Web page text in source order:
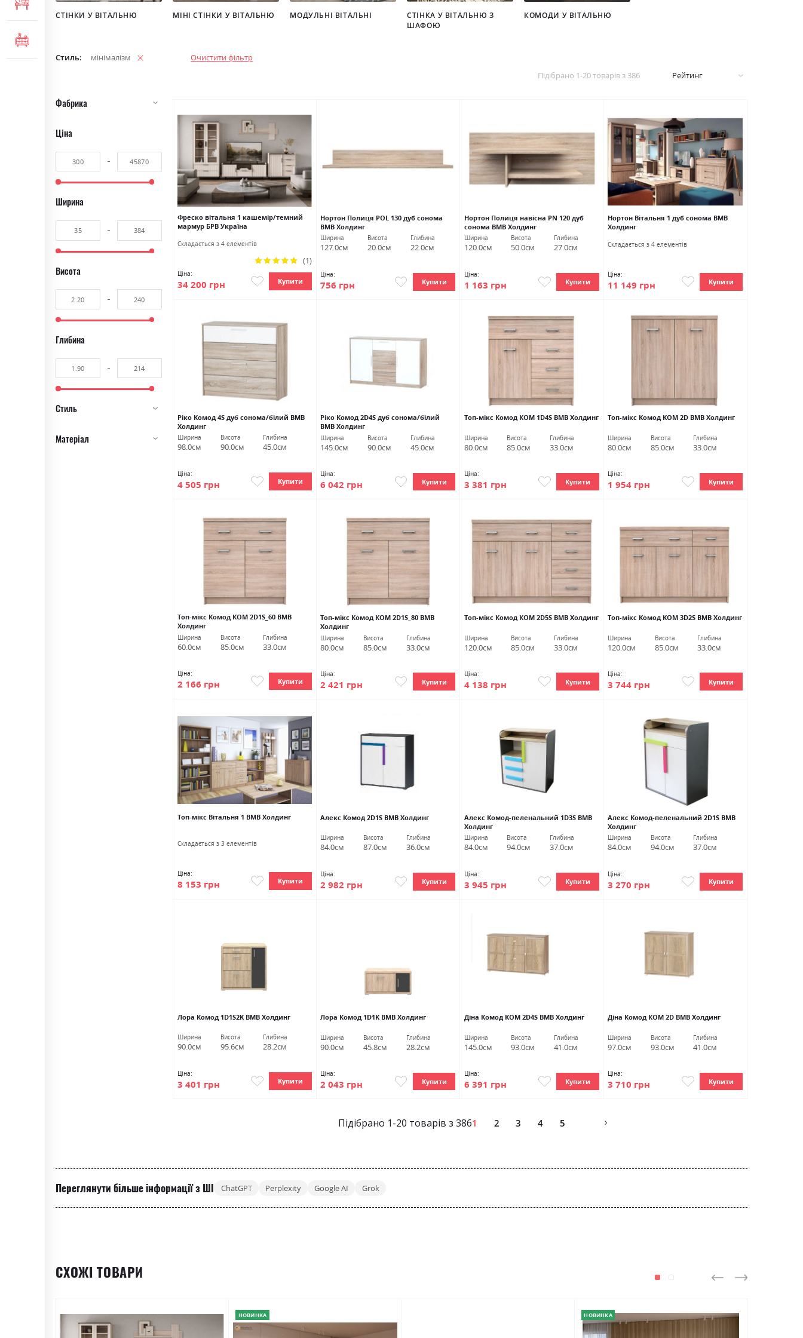
МЕБЛІ ДЛЯ ОФІСУ
СТІНКИ У ВІТАЛЬНЮ МІНІ СТІНКИ У ВІТАЛЬНЮ МОДУЛЬНІ ВІТАЛЬНІ
СТІНКА У ВІТАЛЬНЮ З
ШАФОЮ
КОМОДИ У ВІТАЛЬНЮ
Стиль мінімалізм
Очистити фільтр
Підібрано 1-20товарів з 386 Рейтинг
Фреско вітальня 1 кашемір/темний
мармур БРВ Україна
Cкладається з 4 елементів
Ціна:
34 200 грн
Рейтинг: (1)
Купити
Нортон Полиця POL 130 дуб сонома
ВМВ Холдинг
Ширина
127.0см
Висота
20.0см
Глибина
22.0см
Ціна:
756 грн Купити
Нортон Полиця навісна PN 120 дуб
сонома ВМВ Холдинг
Ширина
120.0см
Висота
50.0см
Глибина
27.0см
Ціна:
1 163 грн Купити
Нортон Вітальня 1 дуб сонома ВМВ
Холдинг
Cкладається з 4 елементів
Ціна:
11 149 грн Купити
Ріко Комод 4S дуб сонома/білий ВМВ
Холдинг
Ширина
98.0см
Висота
90.0см
Глибина
45.0см
Ціна:
4 505 грн Купити
Ріко Комод 2D4S дуб сонома/білий
ВМВ Холдинг
Ширина
145.0см
Висота
90.0см
Глибина
45.0см
Ціна:
6 042 грн Купити
Топ-мікс Комод КОМ 1D4S ВМВ Холдинг
Ширина
80.0см
Висота
85.0см
Глибина
33.0см
Ціна:
3 381 грн Купити
Топ-мікс Комод КОМ 2D ВМВ Холдинг
Ширина
80.0см
Висота
85.0см
Глибина
33.0см
Ціна:
1 954 грн Купити
Топ-мікс Комод КОМ 2D1S_60 ВМВ
Холдинг
Ширина
60.0см
Висота
85.0см
Глибина
33.0см
Ціна:
2 166 грн Купити
Топ-мікс Комод КОМ 2D1S_80 ВМВ
Холдинг
Ширина
80.0см
Висота
85.0см
Глибина
33.0см
Ціна:
2 421 грн Купити
Топ-мікс Комод КОМ 2D5S ВМВ Холдинг
Ширина
120.0см
Висота
85.0см
Глибина
33.0см
Ціна:
4 138 грн Купити
Топ-мікс Комод КОМ 3D2S ВМВ Холдинг
Ширина
120.0см
Висота
85.0см
Глибина
33.0см
Ціна:
3 744 грн Купити
Топ-мікс Вітальня 1 ВМВ Холдинг
Cкладається з 3 елементів
Ціна:
8 153 грн Купити
Алекс Комод 2D1S ВМВ Холдинг
Ширина
84.0см
Висота
87.0см
Глибина
36.0см
Ціна:
2 982 грн Купити
Алекс Комод-пеленальний 1D3S ВМВ
Холдинг
Ширина
84.0см
Висота
94.0см
Глибина
37.0см
Ціна:
3 945 грн Купити
Алекс Комод-пеленальний 2D1S ВМВ
Холдинг
Ширина
84.0см
Висота
94.0см
Глибина
37.0см
Ціна:
3 270 грн Купити
Лора Комод 1D1S2K ВМВ Холдинг
Ширина
90.0см
Висота
95.6см
Глибина
28.2см
Ціна:
3 401 грн Купити
Лора Комод 1D1K ВМВ Холдинг
Ширина
90.0см
Висота
45.8см
Глибина
28.2см
Ціна:
2 043 грн Купити
Діна Комод КОМ 2D4S ВМВ Холдинг
Ширина
145.0см
Висота
93.0см
Глибина
41.0см
Ціна:
6 391 грн Купити
Діна Комод КОМ 2D ВМВ Холдинг
Ширина
97.0см
Висота
93.0см
Глибина
41.0см
Ціна:
3 710 грн Купити
Підібрано 1-20 товарів з 386 Page
1 2 3 4 5
Фабрика
Ціна
Ширина
Висота
Глибина
Стиль
Матеріал
Переглянути більше інформації з ШІ ChatGPT Perplexity Google AI Grok
СХОЖІ ТОВАРИ
НОВИНКА НОВИНКА